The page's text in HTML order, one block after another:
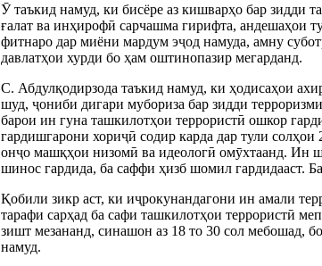
Ӯ таъкид намуд, ки бисёре аз кишварҳо бар зидди
ғалат ва инҳирофӣ сарчашма гирифта, андешаҳои
фитнаро дар миёни мардум эҷод намуда, амну
давлатҳои хурди бо ҳам оштинопазир мегарданд.
С. Абдулқодирзода таъкид намуд, ки ҳодисаҳои
шуд, ҷониби дигари мубориза бар зидди
барои ин гуна ташкилотҳои террористӣ ошкор
гардишгарони хориҷӣ содир карда дар тули
онҷо машқҳои низомӣ ва идеологӣ омӯхтаанд. Ин
шинос гардида, ба саффи ҳизб шомил гардидааст.
Қобили зикр аст, ки иҷрокунандагони ин амали
тарафи сарҳад ба сафи ташкилотҳои террористӣ
зишт мезананд, синашон аз 18 то 30 сол мебошад,
намуд.